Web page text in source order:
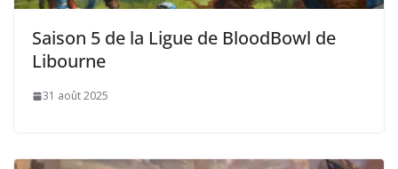
Saison 5 de la Ligue de BloodBowl de
Libourne
31 août 2025